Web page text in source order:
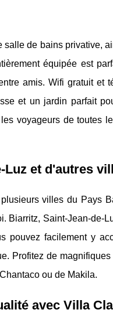
de bains privative,
équipée est
amis. Wifi gratuit et
et un jardin parfait
voyageurs de toutes
Luz et d'autres
villes du Pays
Biarritz, Saint-Jean-de-
pouvez facilement y
Profitez de
ou de Makila.
avec Villa